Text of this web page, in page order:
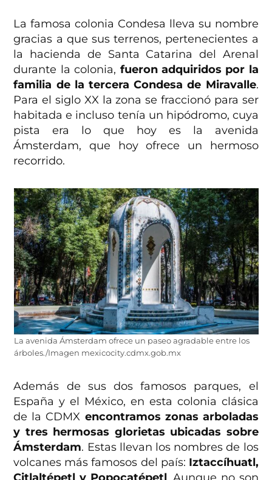
La famosa colonia Condesa lleva su nombre
gracias a que sus terrenos, pertenecientes a
la hacienda de Santa Catarina del Arenal
durante la colonia, fueron adquiridos por la
familia de la tercera Condesa de Miravalle.
Para el siglo XX la zona se fraccionó para ser
habitada e incluso tenía un hipódromo, cuya
pista era lo que hoy es la avenida
Ámsterdam, que hoy ofrece un hermoso
recorrido.
La avenida Ámsterdam ofrece un paseo agradable entre los
árboles./Imagen mexicocity.cdmx.gob.mx
Además de sus dos famosos parques, el
España y el México, en esta colonia clásica
de la CDMX encontramos zonas arboladas
y tres hermosas glorietas ubicadas sobre
Ámsterdam. Estas llevan los nombres de los
volcanes más famosos del país: Iztaccíhuatl,